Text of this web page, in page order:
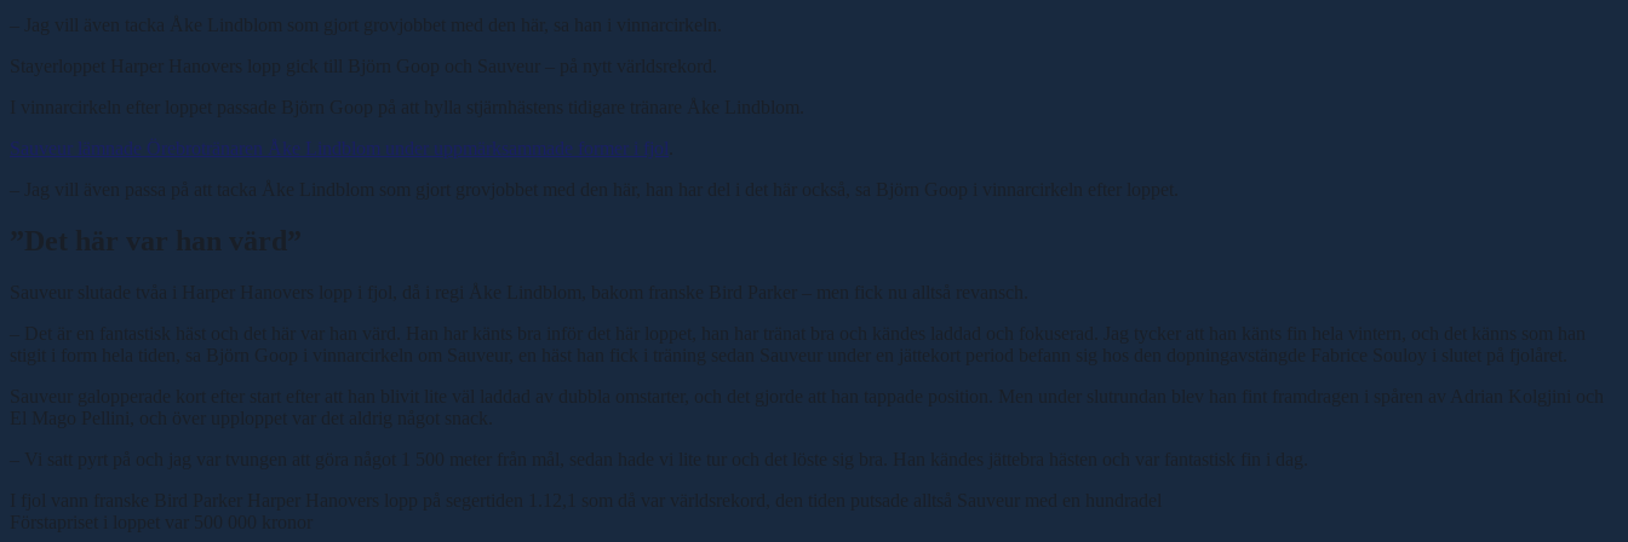
– Jag vill även tacka Åke Lindblom som gjort grovjobbet med den här, sa han i vinnarcirkeln.
Stayerloppet Harper Hanovers lopp gick till Björn Goop och Sauveur – på nytt världsrekord.
I vinnarcirkeln efter loppet passade Björn Goop på att hylla stjärnhästens tidigare tränare Åke Lindblom.
Sauveur lämnade Örebrotränaren Åke Lindblom under uppmärksammade former i fjol
– Jag vill även passa på att tacka Åke Lindblom som gjort grovjobbet med den här, han har del i det här också, sa Björn Goop i vinnarcirkeln efter loppet.
”Det här var han värd”
Sauveur slutade tvåa i Harper Hanovers lopp i fjol, då i regi Åke Lindblom, bakom franske Bird Parker – men fick nu alltså revansch.
– Det är en fantastisk häst och det här var han värd. Han har känts bra inför det här loppet, han har tränat bra och kändes laddad och fokuserad. Jag tycker att han känts fin hela vintern, och det känns som han
stigit i form hela tiden, sa Björn Goop i vinnarcirkeln om Sauveur, en häst han fick i träning sedan Sauveur under en jättekort period befann sig hos den dopningavstängde Fabrice Souloy i slutet på fjolåret.
Sauveur galopperade kort efter start efter att han blivit lite väl laddad av dubbla omstarter, och det gjorde att han tappade position. Men under slutrundan blev han fint framdragen i spåren av Adrian Kolgjini och
El Mago Pellini, och över upploppet var det aldrig något snack.
– Vi satt pyrt på och jag var tvungen att göra något 1 500 meter från mål, sedan hade vi lite tur och det löste sig bra. Han kändes jättebra hästen och var fantastisk fin i dag.
I fjol vann franske Bird Parker Harper Hanovers lopp på segertiden 1.12,1 som då var världsrekord, den tiden putsade alltså Sauveur med en hundradel
Förstapriset i loppet var 500 000 kronor